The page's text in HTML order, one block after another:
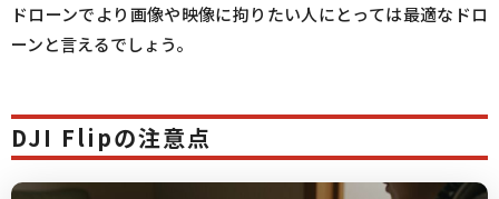
ドローンでより画像や映像に拘りたい人にとっては最適なドロ
ーンと言えるでしょう。
DJI Flipの注意点